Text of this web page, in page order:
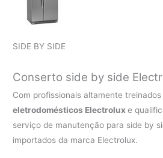
SIDE BY SIDE
Conserto side by side
Com profissionais altamente
eletrodomésticos Electroluxe
serviço de manutenção para side by
importados da marca Electrolux.